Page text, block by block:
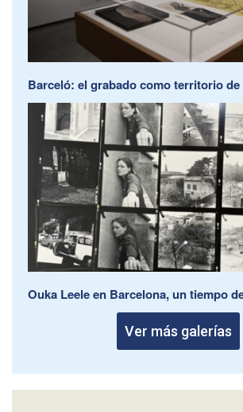
Barceló: el grabado como territorio
Ouka Leele en Barcelona, un tiempo
Ver más galerías